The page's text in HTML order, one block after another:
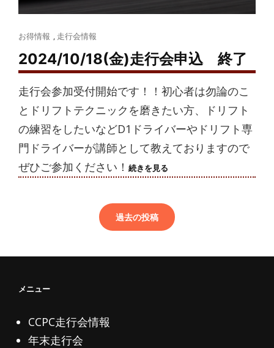
Cat
Links
お得情報 , 走行会情報
2024/10/18(金)走行会申込 終了
走行会参加受付開始です！！初心者は勿論のこ
とドリフトテクニックを磨きたい方、ドリフト
の練習をしたいなどD1ドライバーやドリフト専
門ドライバーが講師として教えておりますので
ぜひご参加ください！ 続きを見る
走
申
込
終
ー
ョ
ン
過去の投稿
メニュー
CCPC走行会情報
年末走行会